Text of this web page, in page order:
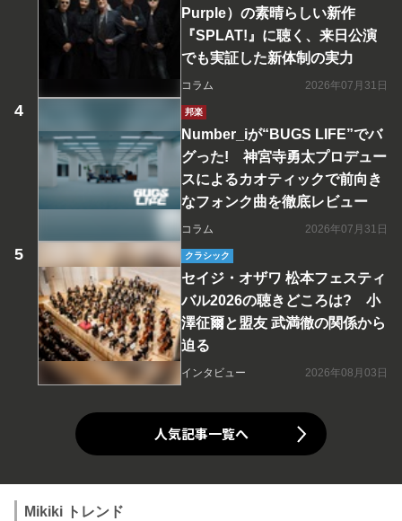
Purple）の素晴らしい新作
『SPLAT!』に聴く、来日公演
でも実証した新体制の実力
コラム 2026年07月31日
邦楽
Number_iが“BUGS LIFE”でバ
グった! 神宮寺勇太プロデュー
スによるカオティックで前向き
なフォンク曲を徹底レビュー
コラム 2026年07月31日
クラシック
セイジ・オザワ 松本フェスティ
バル2026の聴きどころは? 小
澤征爾と盟友 武満徹の関係から
迫る
インタビュー 2026年08月03日
人気記事一覧へ
Mikiki トレンド